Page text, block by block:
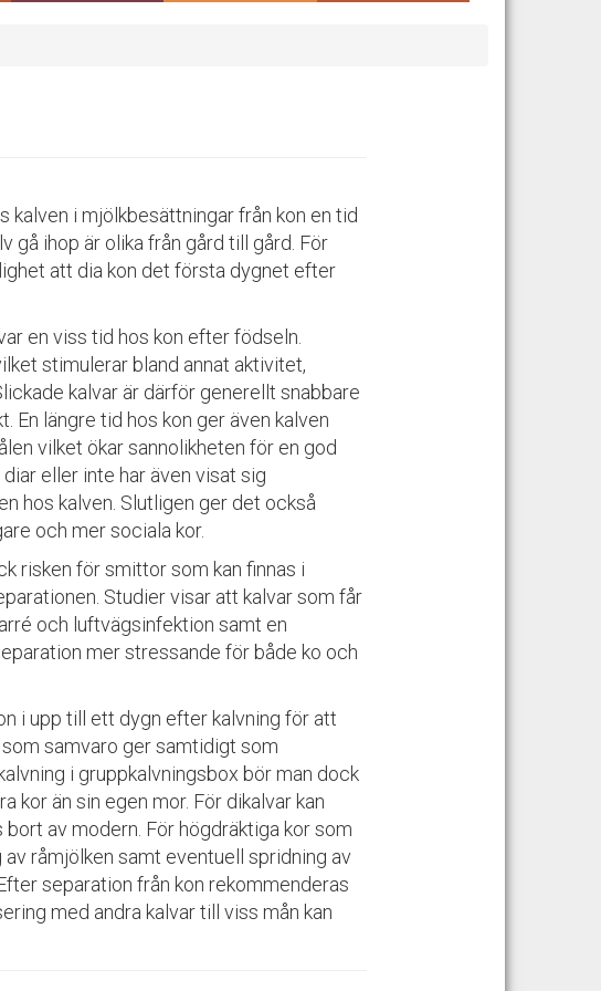
kalven i mjölkbesättningar från kon en tid
gå ihop är olika från gård till gård. För
att dia kon det första dygnet efter
en viss tid hos kon efter födseln.
stimulerar bland annat aktivitet,
kalvar är därför generellt snabbare
En längre tid hos kon ger även kalven
vilket ökar sannolikheten för en god
eller inte har även visat sig
hos kalven. Slutligen ger det också
och mer sociala kor.
risken för smittor som kan finnas i
Studier visar att kalvar som får
och luftvägsinfektion samt en
mer stressande för både ko och
i upp till ett dygn efter kalvning för att
samvaro ger samtidigt som
i gruppkalvningsbox bör man dock
kor än sin egen mor. För dikalvar kan
av modern. För högdräktiga kor som
av råmjölken samt eventuell spridning av
separation från kon rekommenderas
med andra kalvar till viss mån kan